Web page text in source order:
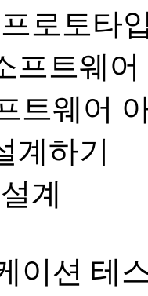
로토타
프트웨
트웨어
계하기
계
이션 테